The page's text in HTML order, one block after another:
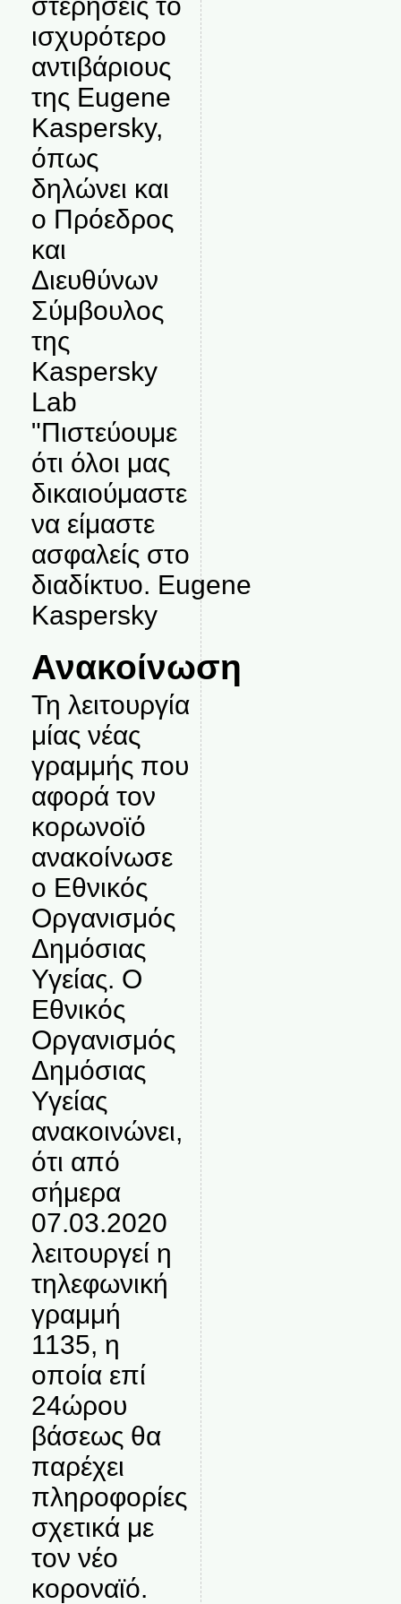
ισχυρότερο
αντιβάριους
της Eugene
Kaspersky,
όπως
δηλώνει και
ο Πρόεδρος
και
Διευθύνων
Σύμβουλος
της
Kaspersky
Lab
"Πιστεύουμε
ότι όλοι μας
δικαιούμαστε
να είμαστε
ασφαλείς στο
διαδίκτυο. Eugene
Kaspersky
Ανακοίνωση
Τη λειτουργία
μίας νέας
γραμμής που
αφορά τον
κορωνοϊό
ανακοίνωσε
ο Εθνικός
Οργανισμός
Δημόσιας
Υγείας. Ο
Εθνικός
Οργανισμός
Δημόσιας
Υγείας
ανακοινώνει,
ότι από
σήμερα
07.03.2020
λειτουργεί η
τηλεφωνική
γραμμή
1135, η
οποία επί
24ώρου
βάσεως θα
παρέχει
πληροφορίες
σχετικά με
τον νέο
κοροναϊό.